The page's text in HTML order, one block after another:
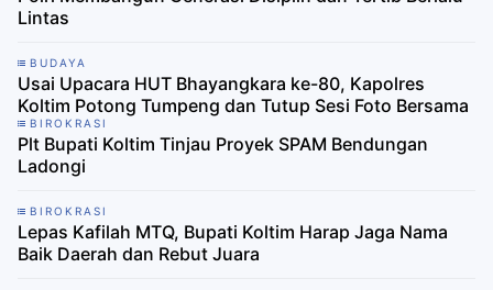
Lintas
BUDAYA
Usai Upacara HUT Bhayangkara ke-80, Kapolres
Koltim Potong Tumpeng dan Tutup Sesi Foto Bersama
BIROKRASI
Plt Bupati Koltim Tinjau Proyek SPAM Bendungan
Ladongi
BIROKRASI
Lepas Kafilah MTQ, Bupati Koltim Harap Jaga Nama
Baik Daerah dan Rebut Juara